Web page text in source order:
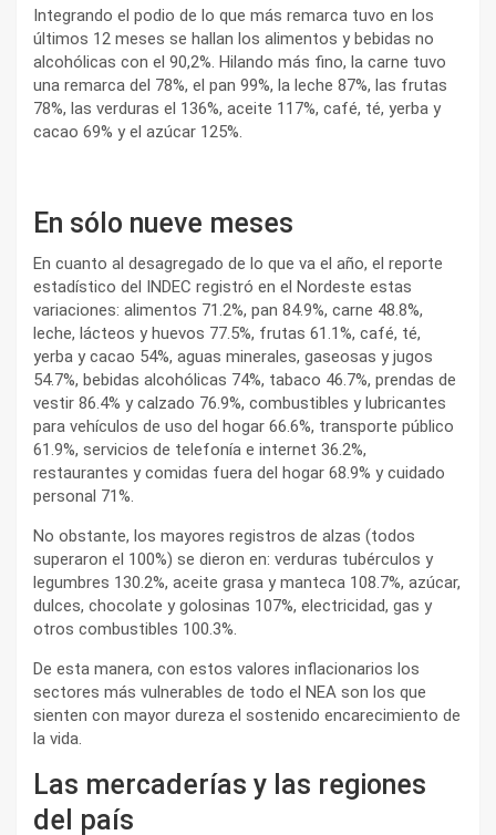
Integrando el podio de lo que más remarca tuvo en los
últimos 12 meses se hallan los alimentos y bebidas no
alcohólicas con el 90,2%. Hilando más fino, la carne tuvo
una remarca del 78%, el pan 99%, la leche 87%, las frutas
78%, las verduras el 136%, aceite 117%, café, té, yerba y
cacao 69% y el azúcar 125%.
En sólo nueve meses
En cuanto al desagregado de lo que va el año, el reporte
estadístico del INDEC registró en el Nordeste estas
variaciones: alimentos 71.2%, pan 84.9%, carne 48.8%,
leche, lácteos y huevos 77.5%, frutas 61.1%, café, té,
yerba y cacao 54%, aguas minerales, gaseosas y jugos
54.7%, bebidas alcohólicas 74%, tabaco 46.7%, prendas de
vestir 86.4% y calzado 76.9%, combustibles y lubricantes
para vehículos de uso del hogar 66.6%, transporte público
61.9%, servicios de telefonía e internet 36.2%,
restaurantes y comidas fuera del hogar 68.9% y cuidado
personal 71%.
No obstante, los mayores registros de alzas (todos
superaron el 100%) se dieron en: verduras tubérculos y
legumbres 130.2%, aceite grasa y manteca 108.7%, azúcar,
dulces, chocolate y golosinas 107%, electricidad, gas y
otros combustibles 100.3%.
De esta manera, con estos valores inflacionarios los
sectores más vulnerables de todo el NEA son los que
sienten con mayor dureza el sostenido encarecimiento de
la vida.
Las mercaderías y las regiones
del país